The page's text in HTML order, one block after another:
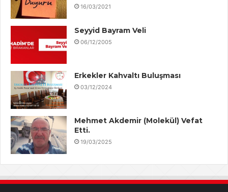
16/03/2021
Seyyid Bayram Veli
06/12/2005
Erkekler Kahvaltı Buluşması
03/12/2024
Mehmet Akdemir (Molekül) Vefat
Etti.
19/03/2025